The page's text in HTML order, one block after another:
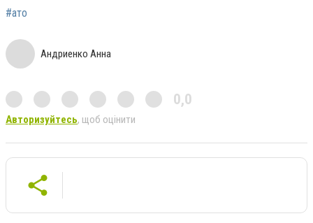
#ато
Андриенко Анна
0,0
Авторизуйтесь, щоб оцінити